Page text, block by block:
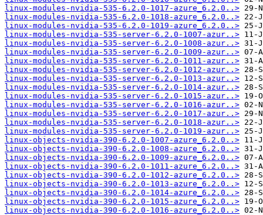
linux-modules-nvidia-535-6.2.0-1017-azure_6.2.0..>
linux-modules-nvidia-535-6.2.0-1018-azure_6.2.0..>
linux-modules-nvidia-535-6.2.0-1019-azure_6.2.0..>
linux-modules-nvidia-535-server-6.2.0-1007-azur..>
linux-modules-nvidia-535-server-6.2.0-1008-azur..>
linux-modules-nvidia-535-server-6.2.0-1009-azur..>
linux-modules-nvidia-535-server-6.2.0-1011-azur..>
linux-modules-nvidia-535-server-6.2.0-1012-azur..>
linux-modules-nvidia-535-server-6.2.0-1013-azur..>
linux-modules-nvidia-535-server-6.2.0-1014-azur..>
linux-modules-nvidia-535-server-6.2.0-1015-azur..>
linux-modules-nvidia-535-server-6.2.0-1016-azur..>
linux-modules-nvidia-535-server-6.2.0-1017-azur..>
linux-modules-nvidia-535-server-6.2.0-1018-azur..>
linux-modules-nvidia-535-server-6.2.0-1019-azur..>
linux-objects-nvidia-390-6.2.0-1007-azure_6.2.0..>
linux-objects-nvidia-390-6.2.0-1008-azure_6.2.0..>
linux-objects-nvidia-390-6.2.0-1009-azure_6.2.0..>
linux-objects-nvidia-390-6.2.0-1011-azure_6.2.0..>
linux-objects-nvidia-390-6.2.0-1012-azure_6.2.0..>
linux-objects-nvidia-390-6.2.0-1013-azure_6.2.0..>
linux-objects-nvidia-390-6.2.0-1014-azure_6.2.0..>
linux-objects-nvidia-390-6.2.0-1015-azure_6.2.0..>
linux-objects-nvidia-390-6.2.0-1016-azure_6.2.0..>